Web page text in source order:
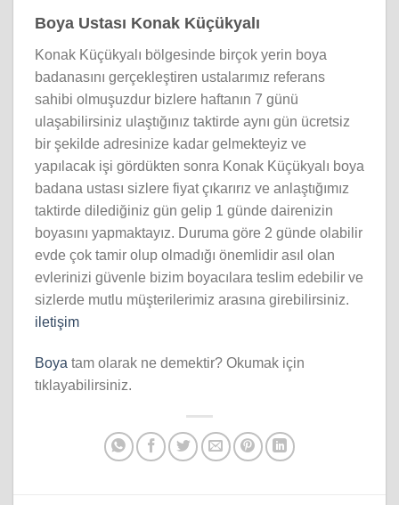
Boya Ustası Konak Küçükyalı
Konak Küçükyalı bölgesinde birçok yerin boya
badanasını gerçekleştiren ustalarımız referans
sahibi olmuşuzdur bizlere haftanın 7 günü
ulaşabilirsiniz ulaştığınız taktirde aynı gün ücretsiz
bir şekilde adresinize kadar gelmekteyiz ve
yapılacak işi gördükten sonra Konak Küçükyalı boya
badana ustası sizlere fiyat çıkarırız ve anlaştığımız
taktirde dilediğiniz gün gelip 1 günde dairenizin
boyasını yapmaktayız. Duruma göre 2 günde olabilir
evde çok tamir olup olmadığı önemlidir asıl olan
evlerinizi güvenle bizim boyacılara teslim edebilir ve
sizlerde mutlu müşterilerimiz arasına girebilirsiniz.
iletişim
Boya tam olarak ne demektir? Okumak için
tıklayabilirsiniz.